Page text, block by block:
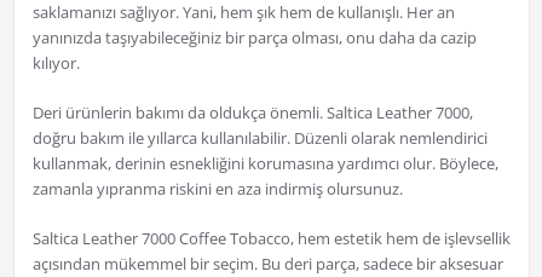
saklamanızı sağlıyor. Yani, hem şık hem de kullanışlı. Her an
yanınızda taşıyabileceğiniz bir parça olması, onu daha da cazip
kılıyor.
Deri ürünlerin bakımı da oldukça önemli. Saltica Leather 7000,
doğru bakım ile yıllarca kullanılabilir. Düzenli olarak nemlendirici
kullanmak, derinin esnekliğini korumasına yardımcı olur. Böylece,
zamanla yıpranma riskini en aza indirmiş olursunuz.
Saltica Leather 7000 Coffee Tobacco, hem estetik hem de işlevsellik
açısından mükemmel bir seçim. Bu deri parça, sadece bir aksesuar